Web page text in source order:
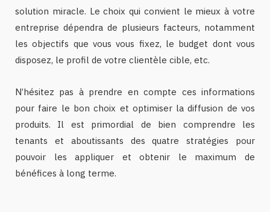
solution miracle. Le choix qui convient le mieux à votre
entreprise dépendra de plusieurs facteurs, notamment
les objectifs que vous vous fixez, le budget dont vous
disposez, le profil de votre clientèle cible, etc.
N’hésitez pas à prendre en compte ces informations
pour faire le bon choix et optimiser la diffusion de vos
produits. Il est primordial de bien comprendre les
tenants et aboutissants des quatre stratégies pour
pouvoir les appliquer et obtenir le maximum de
bénéfices à long terme.